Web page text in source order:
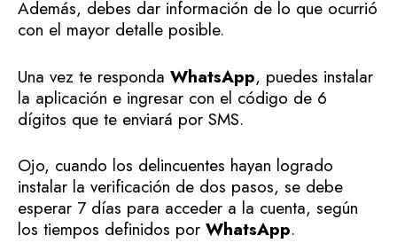
Además, debes dar información de lo que ocurrió
con el mayor detalle posible.
Una vez te responda WhatsApp, puedes instalar
la aplicación e ingresar con el código de 6
dígitos que te enviará por SMS.
Ojo, cuando los delincuentes hayan logrado
instalar la verificación de dos pasos, se debe
esperar 7 días para acceder a la cuenta, según
los tiempos definidos por WhatsApp.